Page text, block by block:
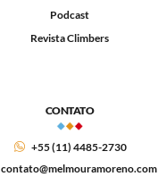
Podcast
Revista Climbers
CONTATO
+55 (11) 4485-2730
contato@melmouramoreno.com